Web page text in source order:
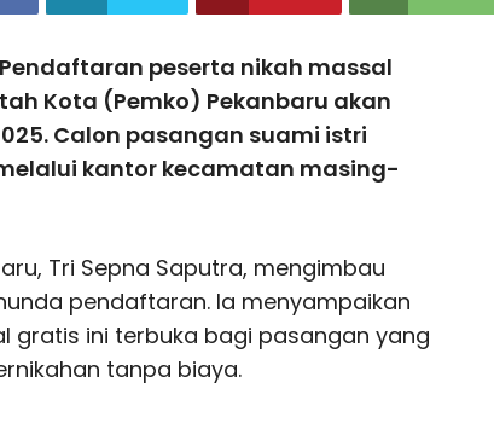
Pendaftaran peserta nikah massal
Kota (Pemko) Pekanbaru akan
Calon pasangan suami istri
kantor kecamatan masing-
Tri Sepna Saputra, mengimbau
pendaftaran. Ia menyampaikan
gratis ini terbuka bagi pasangan yang
tanpa biaya.